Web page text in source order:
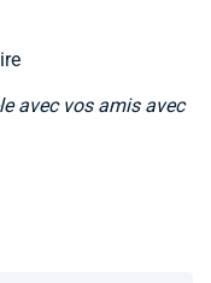
avec vos amis avec